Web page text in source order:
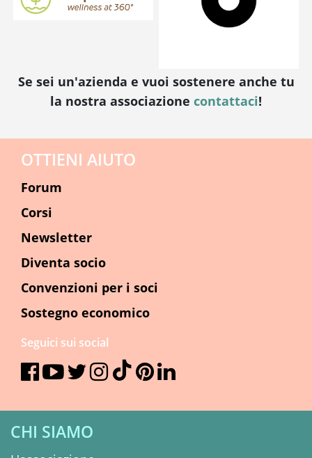
Se sei un'azienda e vuoi sostenere anche tu
la nostra associazione contattaci!
CHI SIAMO
OTTIENI AIUTO
Forum
Corsi
Newsletter
Diventa socio
Convenzioni per i soci
Sostegno economico
Seguici sui social